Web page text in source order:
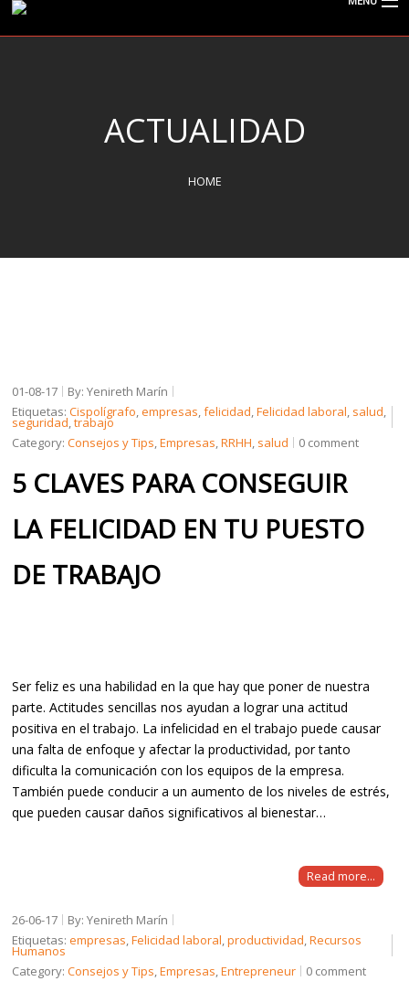
CREDENCIALES
CONTÁCTENOS
ACTUALIDAD
HOME
01-08-17
By: Yenireth Marín
Etiquetas:Cispolígrafo,empresas,felicidad,Felicidad laboral, salud,
seguridad,trabajo
Category:Consejos y Tips,Empresas,RRHH, salud 0 comment
5 CLAVES PARA CONSEGUIR
LA FELICIDAD EN TU PUESTO
DE TRABAJO
Ser feliz es una habilidad en la que hay que poner de nuestra
parte. Actitudes sencillas nos ayudan a lograr una actitud
positiva en el trabajo. La infelicidad en el trabajo puede causar
una falta de enfoque y afectar la productividad, por tanto
dificulta la comunicación con los equipos de la empresa.
También puede conducir a un aumento de los niveles de estrés,
que pueden causar daños significativos al bienestar…
Read more...
26-06-17
By: Yenireth Marín
Etiquetas:empresas ,Felicidad laboral ,productividad ,Recursos
Humanos
Category:Consejos y Tips ,Empresas ,Entrepreneur 0 comment